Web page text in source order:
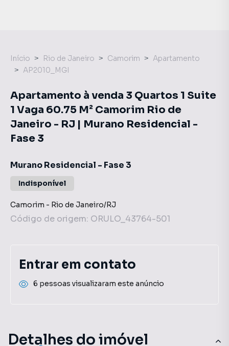
Detalhes do imóvel
Início Rio de Janeiro Camorim
Apartamento
AP2010_MGI
Apartamento à venda 3 Quartos 1 Suite
1 Vaga 60.75 M² Camorim Rio de
Janeiro - RJ | Murano Residencial -
Fase 3
Murano Residencial - Fase 3
Indisponível
Camorim - Rio de Janeiro/RJ
Código de origem: ORULO_43764-501
Entrar em contato
6 pessoas visualizaram este anúncio